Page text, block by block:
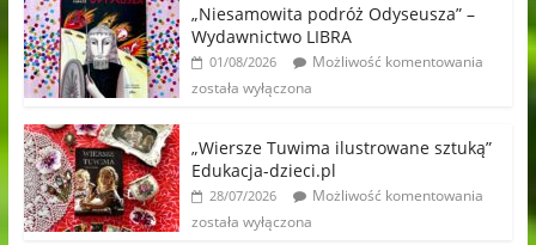
„Niesamowita podróż Odyseusza” –
Wydawnictwo LIBRA
01/08/2026
Możliwość komentowania
została wyłączona
„Wiersze Tuwima ilustrowane sztuką”
Edukacja-dzieci.pl
28/07/2026
Możliwość komentowania
została wyłączona